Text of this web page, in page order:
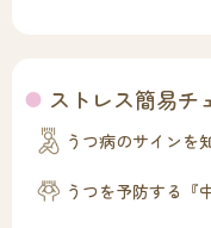
ストレス簡易チ
うつ病のサインを
うつを予防する『